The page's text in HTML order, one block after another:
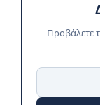
Προβάλετε